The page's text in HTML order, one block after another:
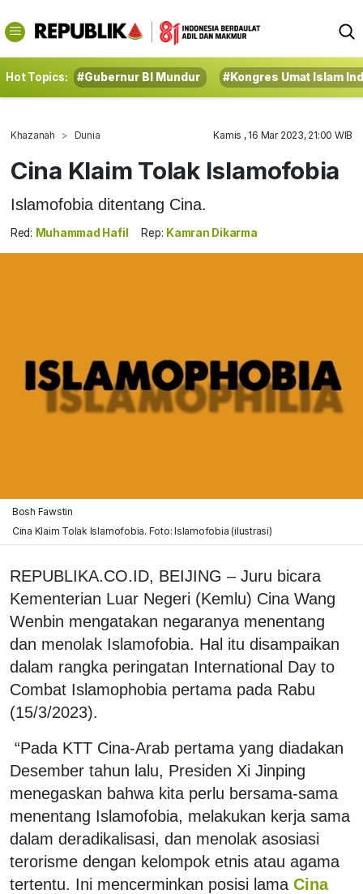
Hot Topics: #Gubernur BI Mundur #Kongres Umat Islam
Khazanah Dunia Kamis , 16 Mar 2023, 21:00 WIB
Cina Klaim Tolak Islamofobia
Islamofobia ditentang Cina.
Red: Muhammad Hafil Rep: Kamran Dikarma
Bosh Fawstin
Cina Klaim Tolak Islamofobia. Foto: Islamofobia (ilustrasi)
REPUBLIKA.CO.ID, BEIJING – Juru bicara
Kementerian Luar Negeri (Kemlu) Cina Wang
Wenbin mengatakan negaranya menentang
dan menolak Islamofobia. Hal itu disampaikan
dalam rangka peringatan International Day to
Combat Islamophobia pertama pada Rabu
(15/3/2023).
“Pada KTT Cina-Arab pertama yang diadakan
Desember tahun lalu, Presiden Xi Jinping
menegaskan bahwa kita perlu bersama-sama
menentang Islamofobia, melakukan kerja sama
dalam deradikalisasi, dan menolak asosiasi
terorisme dengan kelompok etnis atau agama
tertentu. Ini mencerminkan posisi lama Cina